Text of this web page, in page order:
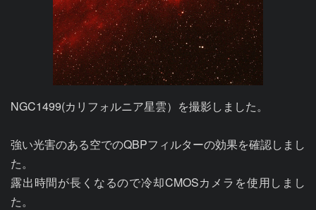
NGC1499(カリフォルニア星雲）を撮影しました。
強い光害のある空でのQBPフィルターの効果を確認しまし
た。
露出時間が長くなるので冷却CMOSカメラを使用しまし
た。